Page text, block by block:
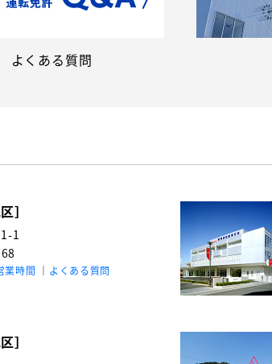
よくある質問
］
1
業時間 よくある質問
］